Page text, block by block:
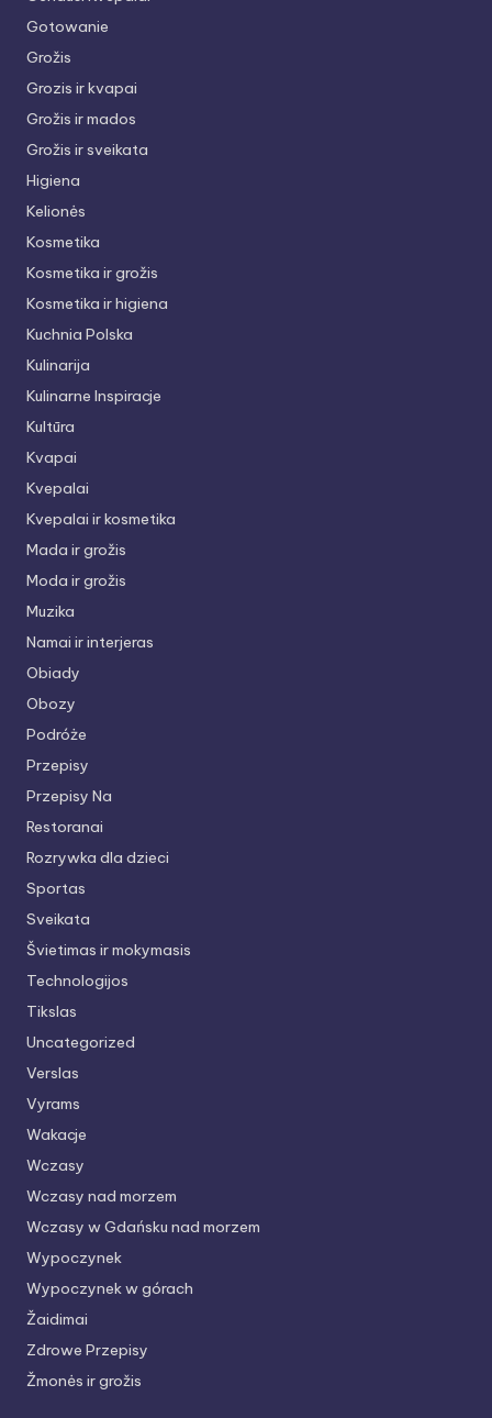
Gotowanie
Grožis
Grozis ir kvapai
Grožis ir mados
Grožis ir sveikata
Higiena
Kelionės
Kosmetika
Kosmetika ir grožis
Kosmetika ir higiena
Kuchnia Polska
Kulinarija
Kulinarne Inspiracje
Kultūra
Kvapai
Kvepalai
Kvepalai ir kosmetika
Mada ir grožis
Moda ir grožis
Muzika
Namai ir interjeras
Obiady
Obozy
Podróże
Przepisy
Przepisy Na
Restoranai
Rozrywka dla dzieci
Sportas
Sveikata
Švietimas ir mokymasis
Technologijos
Tikslas
Uncategorized
Verslas
Vyrams
Wakacje
Wczasy
Wczasy nad morzem
Wczasy w Gdańsku nad morzem
Wypoczynek
Wypoczynek w górach
Žaidimai
Zdrowe Przepisy
Žmonės ir grožis